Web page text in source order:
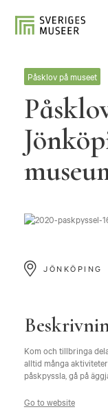
Påsklov på museet
JÖNKÖPING
Kom och tillbringa
alltid många
påskpyssla, gå på
Go to website